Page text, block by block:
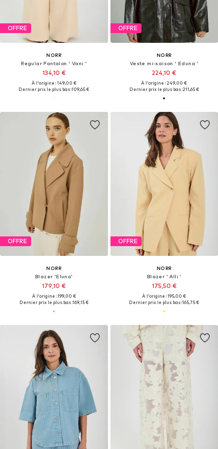
OFFRE
NORR
Regular Pantalon ' Vani '
134,10 €
À l'origine : 149,00 €
Dernier prix le plus bas :109,65 €
OFFRE
NORR
Veste mi-saison ' Eduna '
224,10 €
À l'origine : 249,00 €
Dernier prix le plus bas :211,65 €
OFFRE
NORR
Blazer 'Eluna'
179,10 €
À l'origine : 199,00 €
Dernier prix le plus bas :169,15 €
OFFRE
NORR
Blazer ' Alli '
175,50 €
À l'origine : 195,00 €
Dernier prix le plus bas :165,75 €